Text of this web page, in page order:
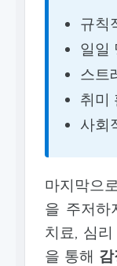
규칙
일일
스트
취미
사회
마지막으
을 주저하
치료, 심
을 통해